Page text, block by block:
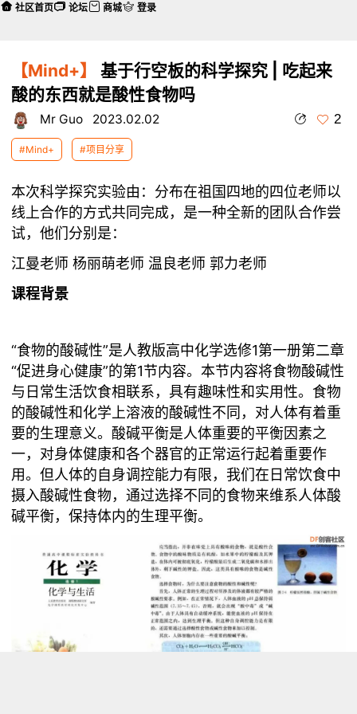
【Mind+】
基于行空板的科学探究 | 吃起来
酸的东西就是酸性食物吗
Mr Guo 2023.02.02 2
#Mind+ #项目分享
本次科学探究实验由：分布在祖国四地的四位老师以
线上合作的方式共同完成，是一种全新的团队合作尝
试，他们分别是：
江曼老师 杨丽萌老师 温良老师 郭力老师
课程背景
“食物的酸碱性”是人教版高中化学选修1第一册第二章
“促进身心健康”的第1节内容。本节内容将食物酸碱性
与日常生活饮食相联系，具有趣味性和实用性。食物
的酸碱性和化学上溶液的酸碱性不同，对人体有着重
要的生理意义。酸碱平衡是人体重要的平衡因素之
一，对身体健康和各个器官的正常运行起着重要作
用。但人体的自身调控能力有限，我们在日常饮食中
摄入酸碱性食物，通过选择不同的食物来维系人体酸
碱平衡，保持体内的生理平衡。
社区首页 论坛 商城 登录